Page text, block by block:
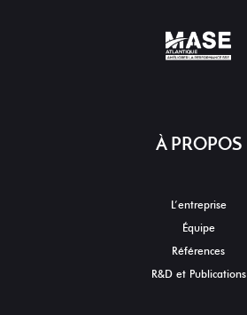
À PROPOS
L’entreprise
Équipe
Références
R&D et Publications